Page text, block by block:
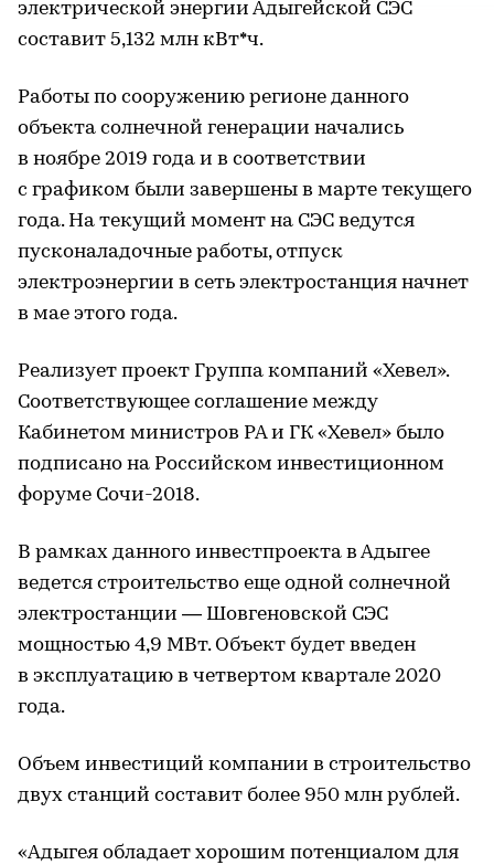
электрической энергии Адыгейской СЭС
составит 5,132 млн кВт*ч.
Работы по сооружению регионе данного
объекта солнечной генерации начались
в ноябре 2019 года и в соответствии
с графиком были завершены в марте текущего
года. На текущий момент на СЭС ведутся
пусконаладочные работы, отпуск
электроэнергии в сеть электростанция начнет
в мае этого года.
Реализует проект Группа компаний «Хевел».
Соответствующее соглашение между
Кабинетом министров РА и ГК «Хевел» было
подписано на Российском инвестиционном
форуме Сочи-2018.
В рамках данного инвестпроекта в Адыгее
ведется строительство еще одной солнечной
электростанции — Шовгеновской СЭС
мощностью 4,9 МВт. Объект будет введен
в эксплуатацию в четвертом квартале 2020
года.
Объем инвестиций компании в строительство
двух станций составит более 950 млн рублей.
«Адыгея обладает хорошим потенциалом для